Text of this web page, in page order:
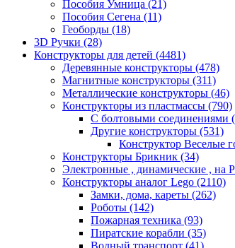
Пособия Умница (21)
Пособия Сегена (11)
Геоборды (18)
3D Ручки (28)
Конструкторы для детей (4481)
Деревянные конструкторы (478)
Магнитные конструкторы (311)
Металлические конструкторы (46)
Конструкторы из пластмассы (790)
С болтовыми соединениями
Другие конструкторы (531)
Конструктор Веселые
Конструкторы Брикник (34)
Электронные , динамические , на
Конструкторы аналог Lego (2110)
Замки, дома, кареты (262)
Роботы (142)
Пожарная техника (93)
Пиратские корабли (35)